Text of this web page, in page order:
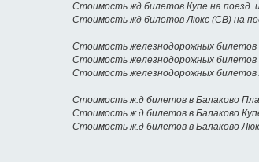
Стоимость жд билетов Купе на поезд
Стоимость жд билетов Люкс (СВ) на
Стоимость железнодорожных
Стоимость железнодорожных билетов
Стоимость железнодорожных
Стоимость ж.д билетов в Балаково
Стоимость ж.д билетов в Балаково
Стоимость ж.д билетов в Балаково